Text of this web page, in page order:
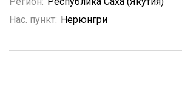
Нас. пункт: Нерюнгри